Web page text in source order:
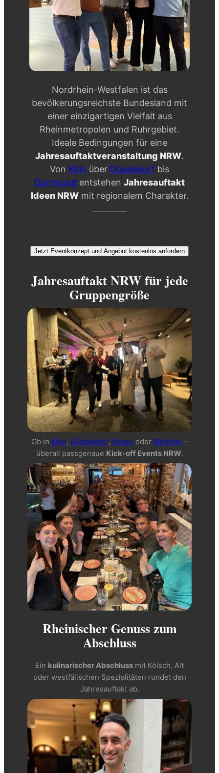
Nordrhein-Westfalen ist das
bevölkerungsreichste Bundesland mit
einer einzigartigen Vielfalt aus
Rheinmetropolen und Ruhrgebiet.
Ideale Bedingungen für eine
Jahresauftaktveranstaltung NRW.
Von Köln über Düsseldorf bis
Dortmund entstehen Jahresauftakt
Ideen NRWmit regionalem Charakter.
Jetzt Eventkonzept und Angebot kostenlos anfordern
Jahresauftakt NRW für jede
Gruppengröße
Ob in Köln, Düsseldorf, Essen oder Münster–
überall passgenaue Kick-off Events NRW.
Rheinischer Genuss zum
Abschluss
Ein kulinarischer Abschluss mit Kölsch, Alt
oder westfälischen Spezialitäten rundet den
Jahresauftakt ab.